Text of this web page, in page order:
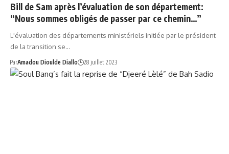
Bill de Sam après l’évaluation de son département:
“Nous sommes obligés de passer par ce chemin…”
L'évaluation des départements ministériels initiée par le président
de la transition se…
ParAmadou Dioulde Diallo 28 juillet 2023